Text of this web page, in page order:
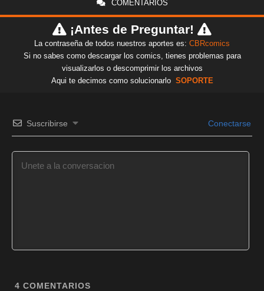
COMENTARIOS
¡Antes de Preguntar!
La contraseña de todos nuestros aportes es: CBRcomics
Si no sabes como descargar los comics, tienes problemas para
visualizarlos o descomprimir los archivos
Aqui te decimos como solucionarlo SOPORTE
Suscribirse Conectarse
4 COMENTARIOS